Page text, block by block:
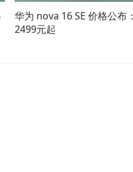
华为 nova 16 SE 价格公布：
2499元起